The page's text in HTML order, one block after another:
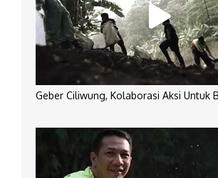
Geber Ciliwung, Kolaborasi Aksi Untuk